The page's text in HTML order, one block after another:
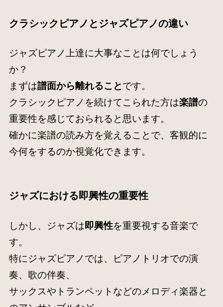
クラシックピアノとジャズピアノの違い
ジャズピアノ上達に大事なことは何でしょう
か？
まずは譜面から離れることです。
クラシックピアノを続けてこられた方は楽譜の
重要性を感じておられると思います。
確かに楽譜の読み方を覚えることで、客観的に
今何をするのか視覚化できます。
ジャズにおける即興性の重要性
しかし、ジャズは即興性を重要視する音楽で
す。
特にジャズピアノでは、ピアノトリオでの演
奏、歌の伴奏、
サックスやトランペットなどのメロディ楽器と